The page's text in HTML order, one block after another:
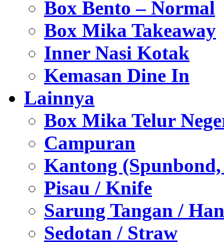
Box Bento – Normal
Box Mika Takeaway
Inner Nasi Kotak
Kemasan Dine In
Lainnya
Box Mika Telur
Campuran
Kantong
Pisau / Knife
Sarung Tangan /
Sedotan / Straw